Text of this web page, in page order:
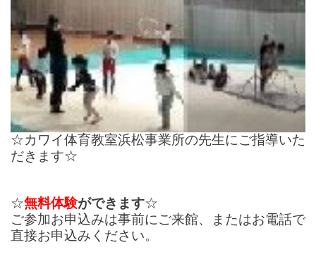
☆カワイ体育教室浜松事業所の先生にご指導いた
だきます☆
☆無料体験ができます☆
ご参加お申込みは事前にご来館、
またはお電話で
直接お申込みください。